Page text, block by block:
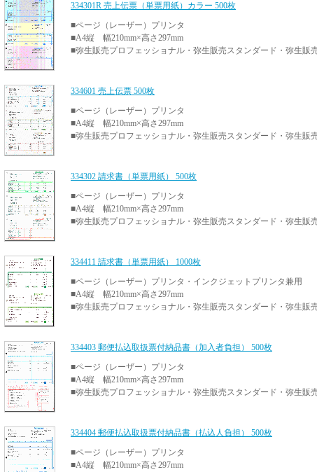
334301R 売上伝票（単票用紙）カラー 500枚
■ページ（レーザー）プリンタ
■A4縦 幅210mm×高さ297mm
■弥生販売プロフェッショナル・弥生販売スタンダード・弥生販
334601 売上伝票 500枚
■ページ（レーザー）プリンタ
■A4縦 幅210mm×高さ297mm
■弥生販売プロフェッショナル・弥生販売スタンダード・弥生販
334302 請求書（単票用紙） 500枚
■ページ（レーザー）プリンタ
■A4縦 幅210mm×高さ297mm
■弥生販売プロフェッショナル・弥生販売スタンダード・弥生販
334411 請求書（単票用紙） 1000枚
■ページ（レーザー）プリンタ・インクジェットプリンタ兼用
■A4縦 幅210mm×高さ297mm
■弥生販売プロフェッショナル・弥生販売スタンダード・弥生販
334403 郵便払込取扱票付納品書（加入者負担） 500枚
■ページ（レーザー）プリンタ
■A4縦 幅210mm×高さ297mm
■弥生販売プロフェッショナル・弥生販売スタンダード・弥生販
334404 郵便払込取扱票付納品書（払込人負担） 500枚
■ページ（レーザー）プリンタ
■A4縦 幅210mm×高さ297mm